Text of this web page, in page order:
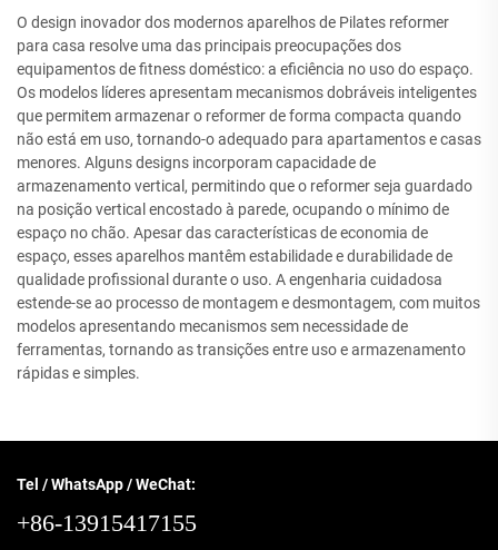
O design inovador dos modernos aparelhos de Pilates reformer
para casa resolve uma das principais preocupações dos
equipamentos de fitness doméstico: a eficiência no uso do espaço.
Os modelos líderes apresentam mecanismos dobráveis inteligentes
que permitem armazenar o reformer de forma compacta quando
não está em uso, tornando-o adequado para apartamentos e casas
menores. Alguns designs incorporam capacidade de
armazenamento vertical, permitindo que o reformer seja guardado
na posição vertical encostado à parede, ocupando o mínimo de
espaço no chão. Apesar das características de economia de
espaço, esses aparelhos mantêm estabilidade e durabilidade de
qualidade profissional durante o uso. A engenharia cuidadosa
estende-se ao processo de montagem e desmontagem, com muitos
modelos apresentando mecanismos sem necessidade de
ferramentas, tornando as transições entre uso e armazenamento
rápidas e simples.
Tel / WhatsApp / WeChat:
+86-13915417155